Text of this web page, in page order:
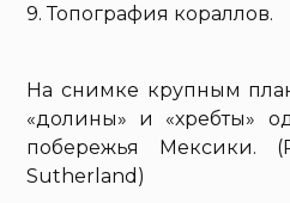
9. Топография кораллов.
На снимке крупным
«долины» и «хребты»
побережья Мексики.
Sutherland)